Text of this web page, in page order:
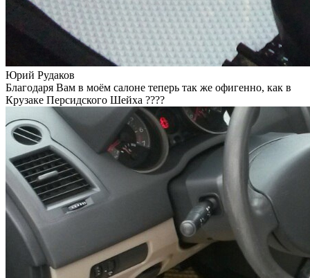
Юрий Рудаков
Благодаря Вам в моём салоне теперь так же офигенно, как в
Крузаке Персидского Шейха ????